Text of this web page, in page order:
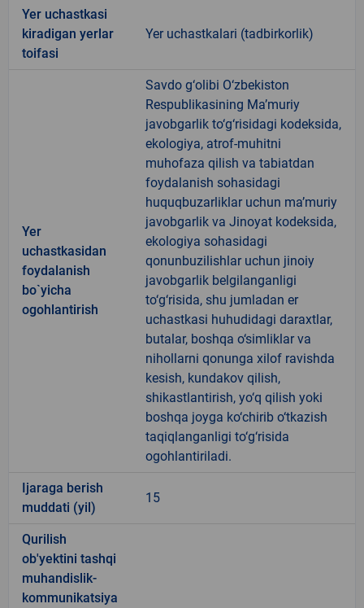
Yer uchastkasi
kiradigan yerlar
toifasi
Yer uchastkalari (tadbirkorlik)
Yer
uchastkasidan
foydalanish
bo`yicha
ogohlantirish
Savdo g‘olibi O‘zbekiston
Respublikasining Ma’muriy
javobgarlik to‘g‘risidagi kodeksida,
ekologiya, atrof-muhitni
muhofaza qilish va tabiatdan
foydalanish sohasidagi
huquqbuzarliklar uchun ma’muriy
javobgarlik va Jinoyat kodeksida,
ekologiya sohasidagi
qonunbuzilishlar uchun jinoiy
javobgarlik belgilanganligi
to‘g‘risida, shu jumladan er
uchastkasi huhudidagi daraxtlar,
butalar, boshqa o‘simliklar va
nihollarni qonunga xilof ravishda
kesish, kundakov qilish,
shikastlantirish, yo‘q qilish yoki
boshqa joyga ko‘chirib o‘tkazish
taqiqlanganligi to‘g‘risida
ogohlantiriladi.
Ijaraga berish
muddati (yil)
15
Qurilish
ob'yektini tashqi
muhandislik-
kommunikatsiya